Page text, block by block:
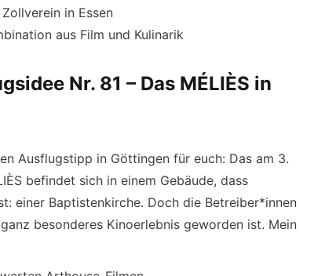
in Essen
aus Film und Kulinarik
Nr. 81 – Das MÉLIÈS in
Ausflugstipp in Göttingen für euch: Das am 3.
befindet sich in einem Gebäude, dass
einer Baptistenkirche. Doch die Betreiber*innen
besonderes Kinoerlebnis geworden ist. Mein